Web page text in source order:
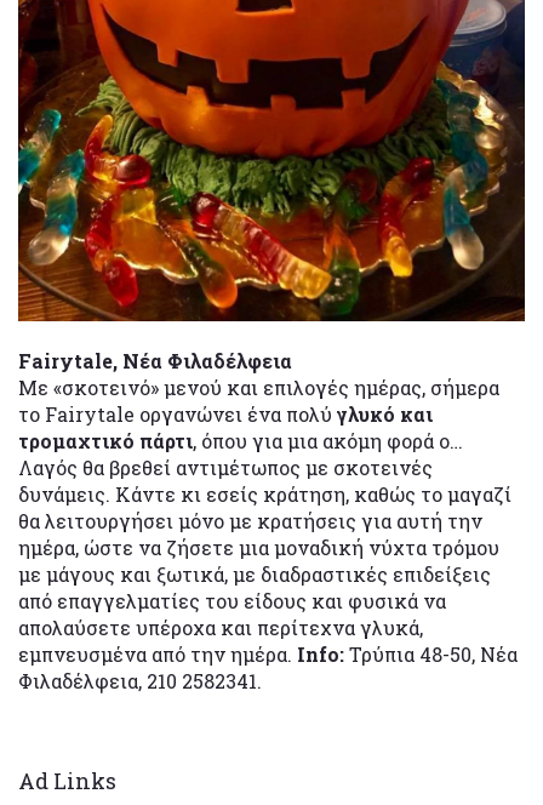
Fairytale, Νέα Φιλαδέλφεια
Με «σκοτεινό» μενού και επιλογές ημέρας, σήμερα
το Fairytale οργανώνει ένα πολύ γλυκό και
τρομαχτικό πάρτι, όπου για μια ακόμη φορά ο…
Λαγός θα βρεθεί αντιμέτωπος με σκοτεινές
δυνάμεις. Κάντε κι εσείς κράτηση, καθώς το μαγαζί
θα λειτουργήσει μόνο με κρατήσεις για αυτή την
ημέρα, ώστε να ζήσετε μια μοναδική νύχτα τρόμου
με μάγους και ξωτικά, με διαδραστικές επιδείξεις
από επαγγελματίες του είδους και φυσικά να
απολαύσετε υπέροχα και περίτεχνα γλυκά,
εμπνευσμένα από την ημέρα. Info:Τρύπια 48-50, Νέα
Φιλαδέλφεια, 210 2582341.
Ad Links